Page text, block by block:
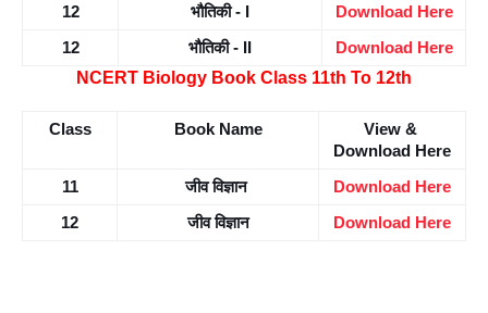
12 भौतिकी - I Download Here
12 भौतिकी - II Download Here
NCERT Biology Book Class 11th To 12th
Class Book Name
View &
Download Here
11 जीव विज्ञान Download Here
12 जीव विज्ञान Download Here